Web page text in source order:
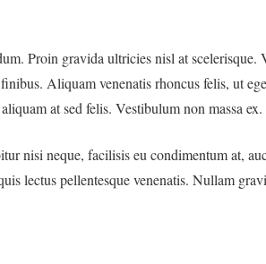
Proin gravida ultricies nisl at scelerisque.
Aliquam venenatis rhoncus felis, ut
at sed felis. Vestibulum non massa ex.
nisi neque, facilisis eu condimentum at,
lectus pellentesque venenatis. Nullam